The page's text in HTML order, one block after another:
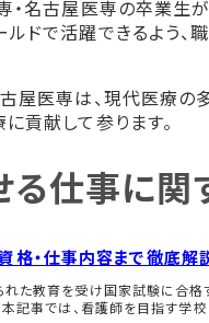
・名古屋医専の卒業生
ルドで活躍できるよう
屋医専は、現代医療
貢献して参ります。
仕事に関
格・仕事内容まで徹底解
た教育を受け国家試験に合
本記事では、看護師を目指す